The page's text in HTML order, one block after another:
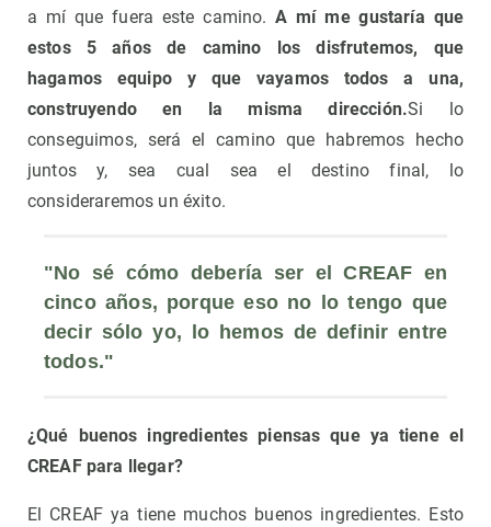
a mí que fuera este camino.A mí me gustaría que
estos 5 años de camino los disfrutemos, que
hagamos equipo y que vayamos todos a una,
construyendo en la misma dirección.Si lo
conseguimos, será el camino que habremos hecho
juntos y, sea cual sea el destino final, lo
consideraremos un éxito.
"No sé cómo debería ser el CREAF en
cinco años, porque eso no lo tengo que
decir sólo yo, lo hemos de definir entre
todos."
¿Qué buenos ingredientes piensas que ya tiene el
CREAF para llegar?
El CREAF ya tiene muchos buenos ingredientes. Esto